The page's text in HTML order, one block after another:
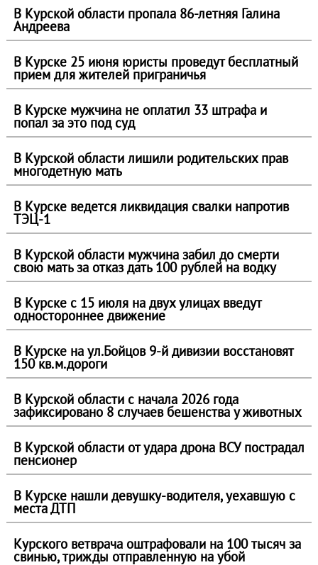
В Курской области пропала 86-летняя Галина
Андреева
В Курске 25 июня юристы проведут бесплатный
прием для жителей приграничья
В Курске мужчина не оплатил 33 штрафа и
попал за это под суд
В Курской области лишили родительских прав
многодетную мать
В Курске ведется ликвидация свалки напротив
ТЭЦ-1
В Курской области мужчина забил до смерти
свою мать за отказ дать 100 рублей на водку
В Курске с 15 июля на двух улицах введут
одностороннее движение
В Курске на ул.Бойцов 9-й дивизии восстановят
150 кв.м.дороги
В Курской области с начала 2026 года
зафиксировано 8 случаев бешенства у животных
В Курской области от удара дрона ВСУ пострадал
пенсионер
В Курске нашли девушку-водителя, уехавшую с
места ДТП
Курского ветврача оштрафовали на 100 тысяч за
свинью, трижды отправленную на убой